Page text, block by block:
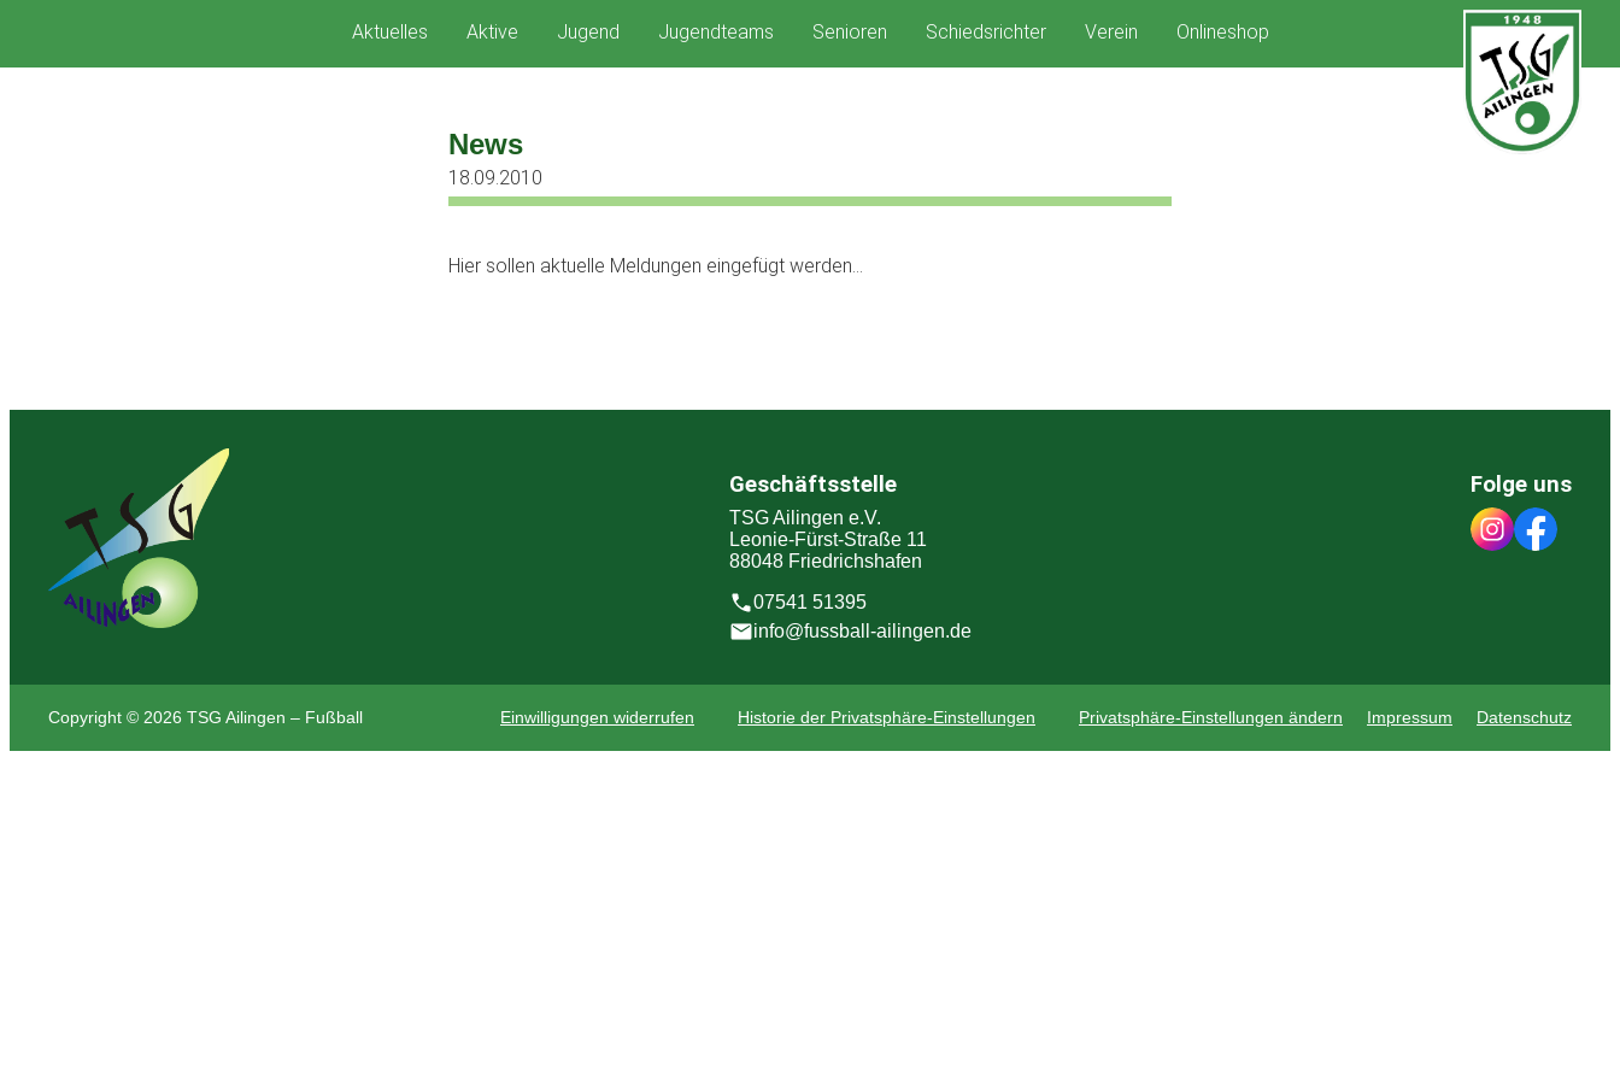
springen
Aktuelles Aktive Jugend Jugendteams Senioren Schiedsrichter Verein Onlineshop
News
18.09.2010
Hier sollen aktuelle Meldungen eingefügt werden…
Geschäftsstelle
TSG Ailingen e.V.
Leonie-Fürst-Straße 11
88048 Friedrichshafen
07541 51395
info@fussball-ailingen.de
Folge uns
Copyright © 2026 TSG Ailingen – Fußball Einwilligungen widerrufen Historie der Privatsphäre-Einstellungen Privatsphäre-Einstellungen ändern Impressum Datenschutz